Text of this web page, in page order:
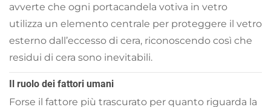
avverte che ogni portacandela votiva in vetro
utilizza un elemento centrale per proteggere il vetro
esterno dall’eccesso di cera, riconoscendo così che
residui di cera sono inevitabili.
Il ruolo dei fattori umani
Forse il fattore più trascurato per quanto riguarda la